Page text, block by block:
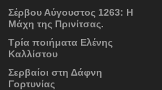
Σέρβου Αύγουστος 1263: Η
Μάχη της Πρινίτσας.
Τρία ποιήματα Ελένης
Καλλίστου
Σερβαίοι στη Δάφνη
Γορτυνίας